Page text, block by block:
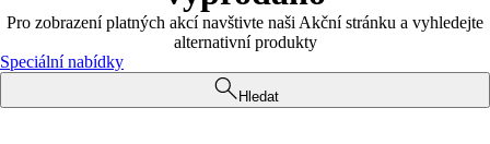
Pro zobrazení platných akcí navštivte naši Akční stránku a vyhledejte
alternativní produkty
Speciální nabídky
Hledat